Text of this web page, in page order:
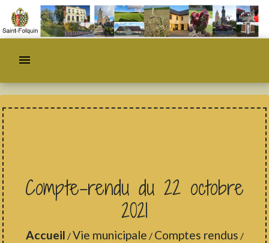
menu
Compte-rendu du 22 octobre
2021
Accueil /Vie municipale / Comptes rendus /